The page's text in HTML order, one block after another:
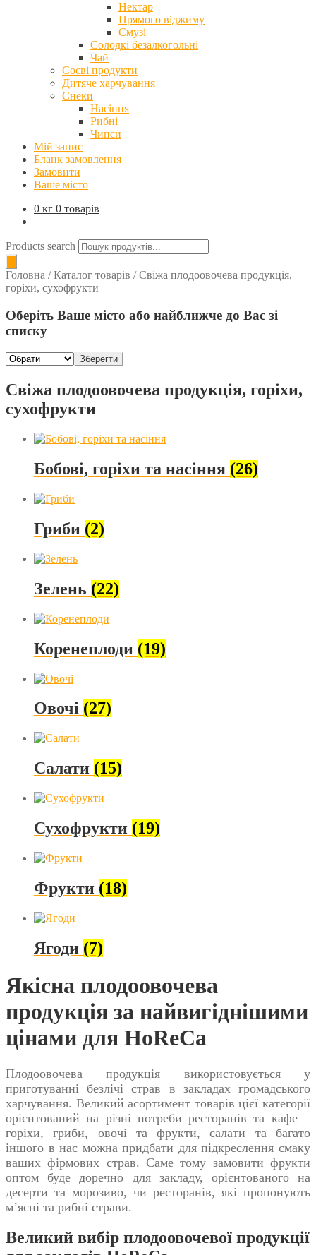
Нектар
Прямого віджиму
Смузі
Солодкі безалкогольні
Чай
Соєві продукти
Дитяче харчування
Снеки
Насіння
Рибні
Чипси
Мій запис
Бланк замовлення
Замовити
Ваше місто
0 кг 0 товарів
Products search
Головна /Каталог товарів /Свіжа плодоовочева продукція,
горіхи, сухофрукти
Оберіть Ваше місто або найближче до Вас зі
списку
Зберегти
Свіжа плодоовочева продукція, горіхи,
сухофрукти
Бобові, горіхи та насіння (26)
Гриби (2)
Зелень (22)
Коренеплоди (19)
Овочі (27)
Салати (15)
Сухофрукти (19)
Фрукти (18)
Ягоди (7)
Якісна плодоовочева
продукція за найвигіднішими
цінами для HoReCa
Плодоовочева продукція використовується у
приготуванні безлічі страв в закладах громадського
харчування. Великий асортимент товарів цієї категорії
орієнтований на різні потреби ресторанів та кафе –
горіхи, гриби, овочі та фрукти, салати та багато
іншого в нас можна придбати для підкреслення смаку
ваших фірмових страв. Саме тому замовити фрукти
оптом буде доречно для закладу, орієнтованого на
десерти та морозиво, чи ресторанів, які пропонують
м’ясні та рибні страви.
Великий вибір плодоовочевої продукції